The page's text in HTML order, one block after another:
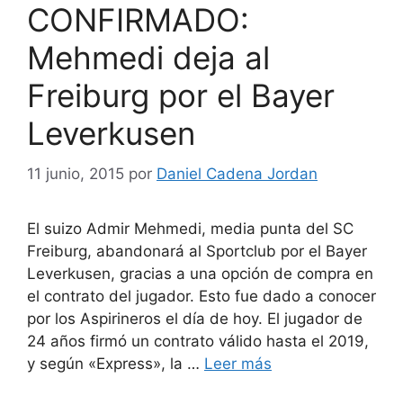
CONFIRMADO:
Mehmedi deja al
Freiburg por el Bayer
Leverkusen
11 junio, 2015 por Daniel Cadena Jordan
El suizo Admir Mehmedi, media punta del SC
Freiburg, abandonará al Sportclub por el Bayer
Leverkusen, gracias a una opción de compra en
el contrato del jugador. Esto fue dado a conocer
por los Aspirineros el día de hoy. El jugador de
24 años firmó un contrato válido hasta el 2019,
y según «Express», la … Leer más